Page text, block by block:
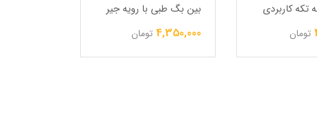
کاربردی
تومان
بین بگ طبی با رویه جیر
4,350,000 تومان